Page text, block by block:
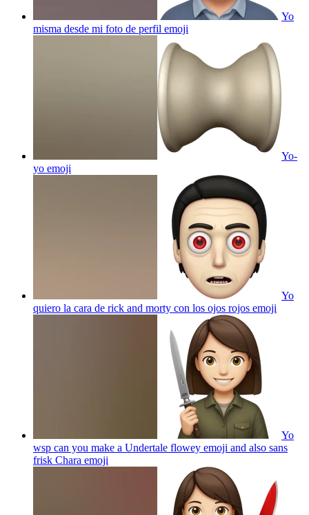
Yo
misma desde mi foto de perfil emoji
Yo-
yo emoji
Yo
quiero la cara de rick and morty con los ojos rojos emoji
Yo
wsp can you make a Undertale flowey emoji and also sans
frisk Chara emoji